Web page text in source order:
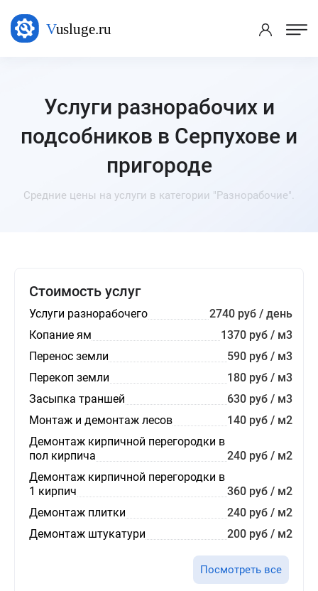
Услуги разнорабочих и
подсобников в Серпухове и
пригороде
Средние цены на услуги в категории "Разнорабочие".
Стоимость услуг
Услуги разнорабочего
2740 руб / день
Копание ям
1370 руб / м3
Перенос земли
590 руб / м3
Перекоп земли
180 руб / м3
Засыпка траншей
630 руб / м3
Монтаж и демонтаж лесов
140 руб / м2
Демонтаж кирпичной перегородки в
пол кирпича
240 руб / м2
Демонтаж кирпичной перегородки в
1 кирпич
360 руб / м2
Демонтаж плитки
240 руб / м2
Демонтаж штукатури
200 руб / м2
Посмотреть все